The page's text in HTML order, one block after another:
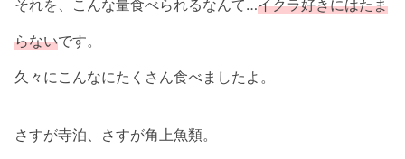
それを、こんな量食べられるなんて…イクラ好きにはたま
らないです。
久々にこんなにたくさん食べましたよ。
さすが寺泊、さすが角上魚類。